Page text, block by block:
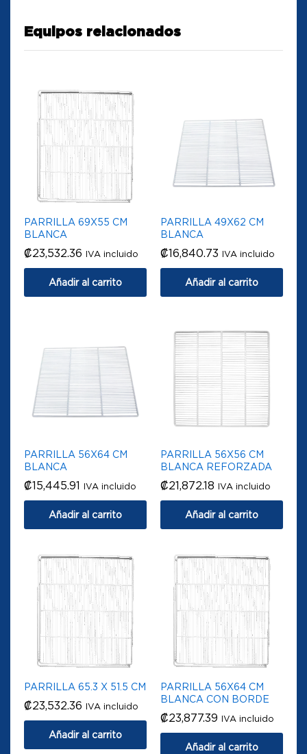
Equipos relacionados
PARRILLA 69X55 CM
BLANCA
₡23,532.36 IVA incluido
Añadir al carrito
PARRILLA 49X62 CM
BLANCA
₡16,840.73 IVA incluido
Añadir al carrito
PARRILLA 56X64 CM
BLANCA
₡15,445.91 IVA incluido
Añadir al carrito
PARRILLA 56X56 CM
BLANCA REFORZADA
₡21,872.18 IVA incluido
Añadir al carrito
PARRILLA 65.3 X 51.5 CM
₡23,532.36 IVA incluido
Añadir al carrito
PARRILLA 56X64 CM
BLANCA CON BORDE
₡23,877.39 IVA incluido
Añadir al carrito